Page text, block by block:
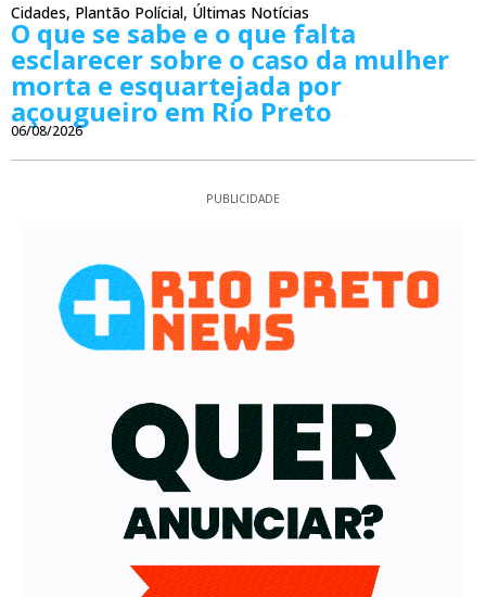
Cidades, Plantão Polícial, Últimas Notícias
O que se sabe e o que falta
esclarecer sobre o caso da mulher
morta e esquartejada por
açougueiro em Rio Preto
06/08/2026
PUBLICIDADE